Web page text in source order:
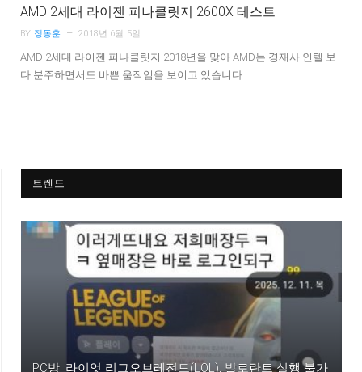
AMD 2세대 라이젠 피나클릿지 2600X 테스트
BY 정동훈 2018년 6월 5일
AMD 2세대 라이젠 피나클릿지 2018년을 맞아 AMD는 경재사 인텔 보
다 분주하면서도 바쁜 움직임을 보이고 있습니다.…
트렌드
PC방, 라이엇 리그오브레전드(LOL), 발로란트 실행 불가